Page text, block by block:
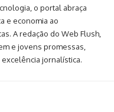
o portal abraça
e economia ao
A redação do Web Flush,
e jovens promessas,
jornalística.